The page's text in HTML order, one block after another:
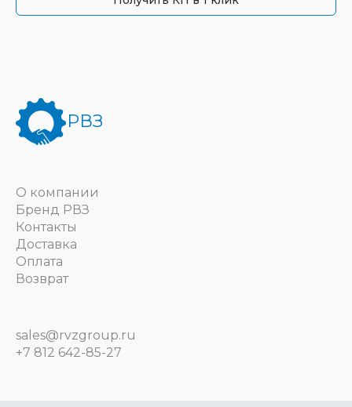
РВЗ
О компании
Бренд РВЗ
Контакты
Доставка
Оплата
Возврат
sales@rvzgroup.ru
+7 812 642-85-27